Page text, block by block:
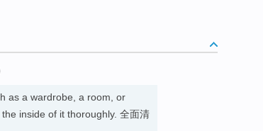
as a wardrobe, a room, or
inside of it thoroughly. 全面清